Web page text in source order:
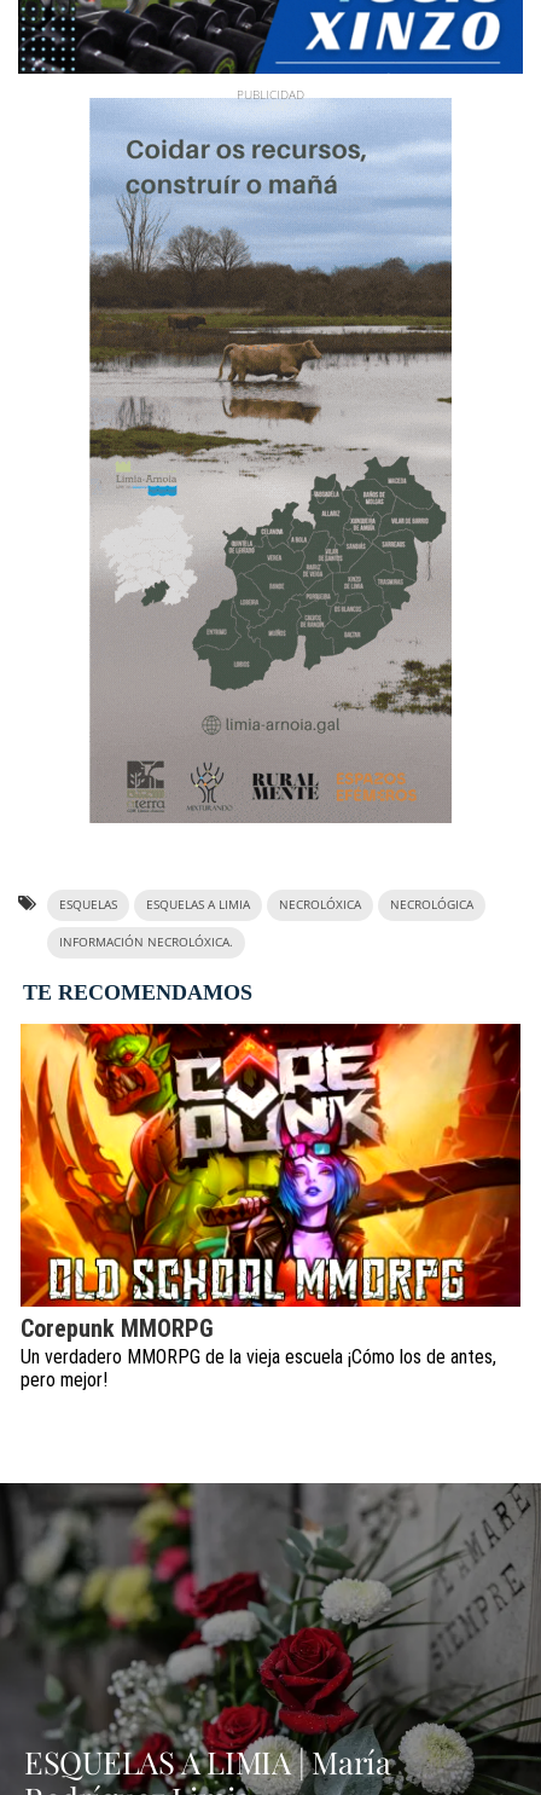
ESQUELAS ESQUELAS A LIMIA NECROLÓXICA NECROLÓGICA
INFORMACIÓN NECROLÓXICA.
TE RECOMENDAMOS
Corepunk MMORPG
Un verdadero MMORPG de la vieja escuela ¡Cómo los de antes,
pero mejor!
ESQUELAS A LIMIA | María